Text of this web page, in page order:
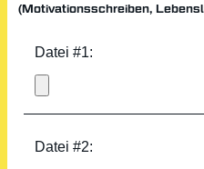
(Motivationsschreiben,
Datei #1:
Datei #2: